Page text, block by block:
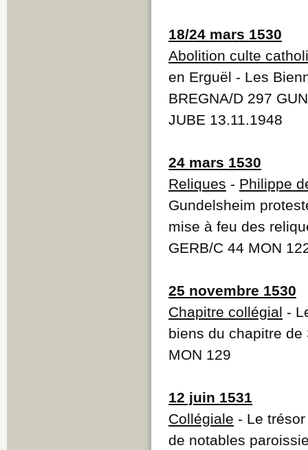
18/24 mars 1530
Abolition culte
en Erguël - Les
BREGNA/D 297
JUBE 13.11.1948
24 mars 1530
Reliques - Philippe
Gundelsheim
mise à feu des
GERB/C 44 MON
25 novembre 1530
Chapitre collégial -
biens du chapitre de
MON 129
12 juin 1531
Collégiale - Le
de notables